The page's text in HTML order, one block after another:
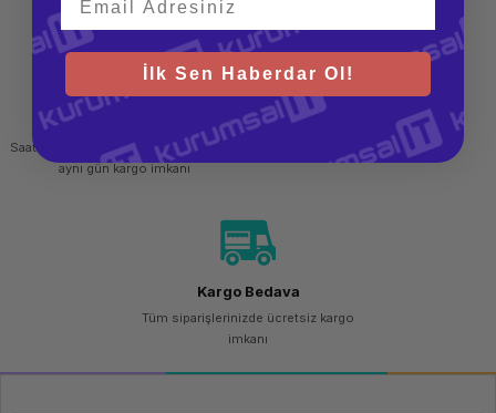
Uzun Pil Ömrü
değiştirmenizi engeller ve mouse'u daha uzun süre kullanmanıza olanak
tanır.
Boyutlar
105.4 mm x
67.9 mm x
38.4 mm
Hızlı Gönderi
Saat 15.00'a kadar yapılan siparişlerde
aynı gün kargo imkanı
Güvenli Alışveriş
256 bit SSL sertifikası
Kargo Bedava
Tüm siparişlerinizde ücretsiz kargo
imkanı
İlk Sen Haberdar Ol!